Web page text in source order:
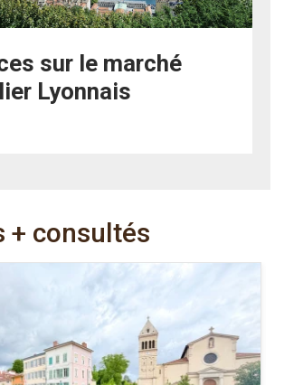
sur le marché
Lyonnais
+ consultés